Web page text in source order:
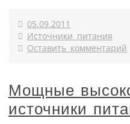
05.09.2011
Источники питания
Оставить комментарий
Мощные
источники